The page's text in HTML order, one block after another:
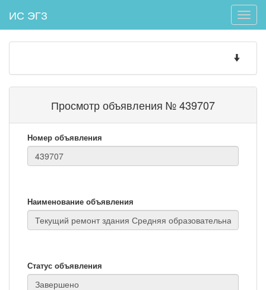
Toggle
ИС ЭГЗ
Toggle
Просмотр объявления № 439707
Номер объявления
Наименование объявления
Статус объявления